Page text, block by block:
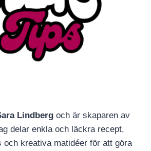
Lindberg och är skaparen av
delar enkla och läckra recept,
och kreativa matidéer för att göra